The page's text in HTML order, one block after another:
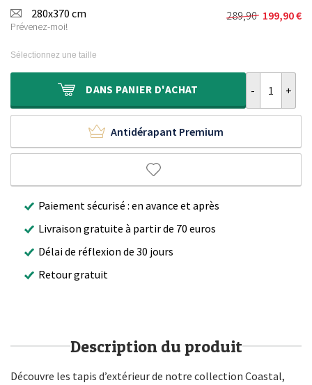
initial
était :
actuel
est :
280x370 cm
Prévenez-moi!
289,90
Le
289,90 €.
199,90€
Le
199,90 €.
Sélectionnez une taille
DANS PANIER D'ACHAT
Antidérapant Premium
Paiement sécurisé : en avance et après
Livraison gratuite à partir de 70 euros
Délai de réflexion de 30 jours
Retour gratuit
Description du produit
Découvre les tapis d’extérieur de notre collection Coastal,